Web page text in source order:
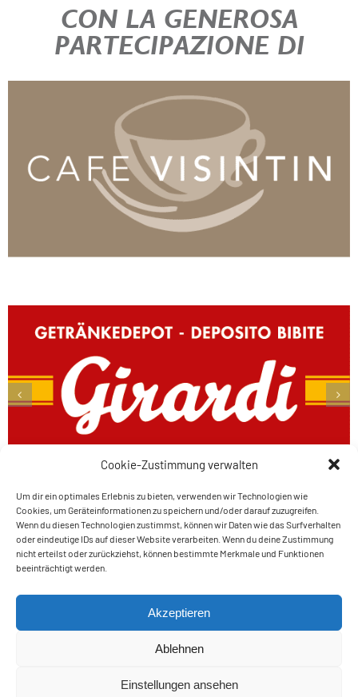
Cookie-Zustimmung verwalten
Um dir ein optimales Erlebnis zu bieten, verwenden wir Technologien wie
Cookies, um Geräteinformationen zu speichern und/oder darauf zuzugreifen.
Wenn du diesen Technologien zustimmst, können wir Daten wie das Surfverhalten
oder eindeutige IDs auf dieser Website verarbeiten. Wenn du deine Zustimmung
nicht erteilst oder zurückziehst, können bestimmte Merkmale und Funktionen
beeinträchtigt werden.
Akzeptieren
Ablehnen
Einstellungen ansehen
CON LA GENEROSA
PARTECIPAZIONE DI
Schwarzenbach 7 – 39040 AUER / ORA (BZ)
Steuerkodex – cod. fisc. 03229610211